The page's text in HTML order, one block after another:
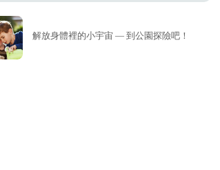
解放身體裡的小宇宙 — 到公園探險吧！